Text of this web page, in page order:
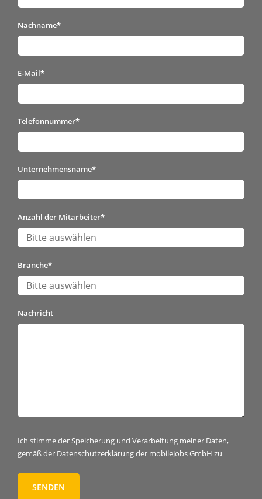
Nachname*
E-Mail*
Telefonnummer*
Unternehmensname*
Anzahl der Mitarbeiter*
Branche*
Nachricht
Ich stimme der Speicherung und Verarbeitung meiner Daten,
gemäß der Datenschutzerklärungder mobileJobs GmbH zu